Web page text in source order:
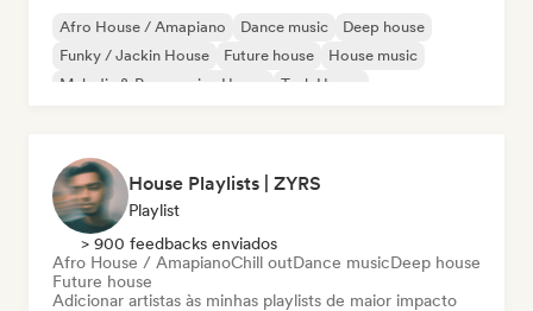
Afro House / Amapiano Dance music
Deep house
Funky / Jackin House
Future house
House music
Melodic & Progressive House
Tech House
House Playlists | ZYRS
Playlist
> 900 feedbacks enviados
Afro House / AmapianoChill outDance musicDeep house
Future house
Adicionar artistas às minhas playlists de maior impacto